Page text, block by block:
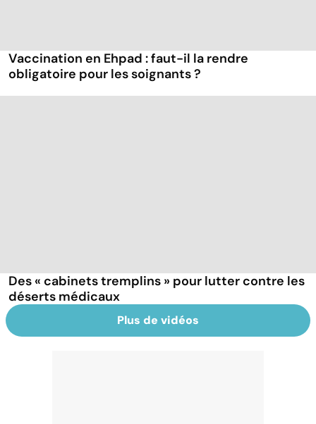
Vaccination en Ehpad : faut-il la rendre
obligatoire pour les soignants ?
Des « cabinets tremplins » pour lutter contre les
déserts médicaux
Plus de vidéos